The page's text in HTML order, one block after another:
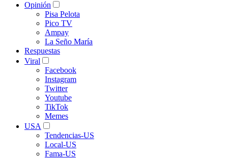
Opinión
Pisa Pelota
Pico TV
Ampay
La Seño María
Respuestas
Viral
Facebook
Instagram
Twitter
Youtube
TikTok
Memes
USA
Tendencias-US
Local-US
Fama-US